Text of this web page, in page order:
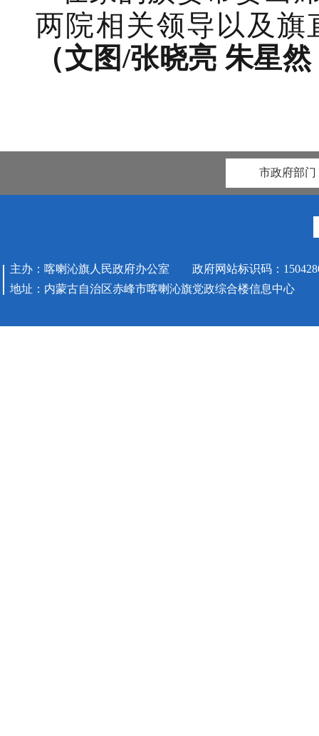
两院相关领导以及
（文图/张晓亮 朱星
市政府部门
主办：喀喇沁旗人民政府办公室 政府网站标识码：
地址：内蒙古自治区赤峰市喀喇沁旗党政综合楼信息中心